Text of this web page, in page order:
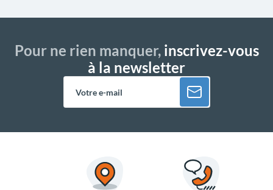
Pour ne rien manquer,inscrivez-vous
à la newsletter